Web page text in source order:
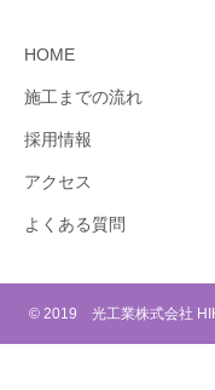
HOME
施工までの流れ
採用情報
アクセス
よくある質問
© 2019 光工業株式会社